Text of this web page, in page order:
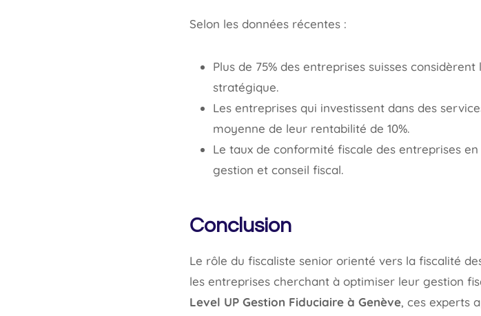
Selon les données récentes :
Plus de 75% des entreprises suisses
stratégique.
Les entreprises qui investissent dans des
moyenne de leur rentabilité de 10%.
Le taux de conformité fiscale des entreprises
gestion et conseil fiscal.
Conclusion
Le rôle du fiscaliste senior orienté vers la fiscalité
les entreprises cherchant à optimiser leur gestion
Level UP Gestion Fiduciaire à Genève, ces experts